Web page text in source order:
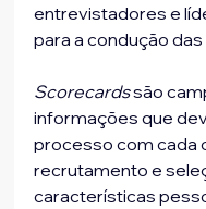
entrevistadores e
para a condução
Scorecards são
informações que
processo com cada
recrutamento e
características